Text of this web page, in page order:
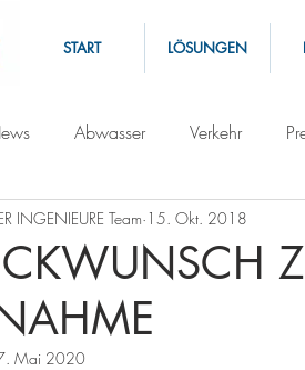
START LÖSUNGEN
Abwasser Verkehr
INGENIEURE Team 15. Okt. 2018
Mai 2020